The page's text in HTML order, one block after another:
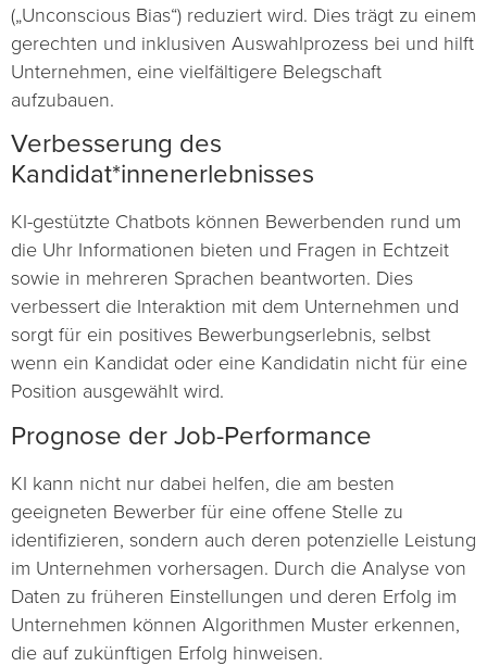
(„Unconscious Bias“) reduziert wird. Dies trägt zu einem
gerechten und inklusiven Auswahlprozess bei und hilft
Unternehmen, eine vielfältigere Belegschaft
aufzubauen.
Verbesserung des
Kandidat*innenerlebnisses
KI-gestützte Chatbots können Bewerbenden rund um
die Uhr Informationen bieten und Fragen in Echtzeit
sowie in mehreren Sprachen beantworten. Dies
verbessert die Interaktion mit dem Unternehmen und
sorgt für ein positives Bewerbungserlebnis, selbst
wenn ein Kandidat oder eine Kandidatin nicht für eine
Position ausgewählt wird.
Prognose der Job-Performance
KI kann nicht nur dabei helfen, die am besten
geeigneten Bewerber für eine offene Stelle zu
identifizieren, sondern auch deren potenzielle Leistung
im Unternehmen vorhersagen. Durch die Analyse von
Daten zu früheren Einstellungen und deren Erfolg im
Unternehmen können Algorithmen Muster erkennen,
die auf zukünftigen Erfolg hinweisen.